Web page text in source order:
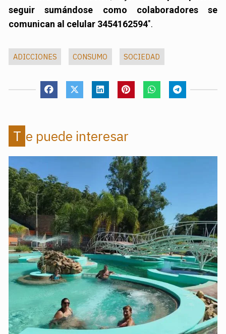
seguir sumándose como colaboradores se
comunican al celular 3454162594".
ADICCIONES CONSUMO SOCIEDAD
Te puede interesar